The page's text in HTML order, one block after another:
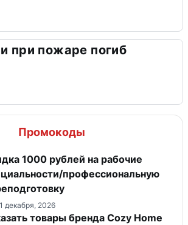
при пожаре погиб
Промокоды
1000 рублей на рабочие
профессиональную
декабря, 2026
товары бренда Cozy Home